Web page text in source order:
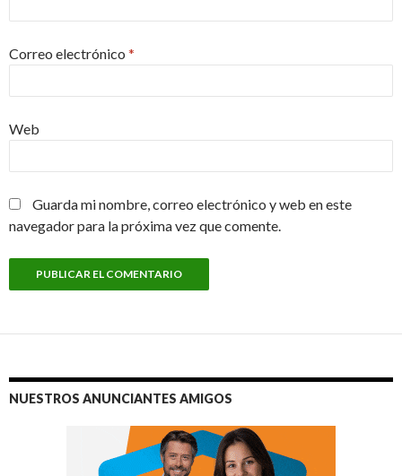
Correo electrónico *
Web
Guarda mi nombre, correo electrónico y web en este
navegador para la próxima vez que comente.
NUESTROS ANUNCIANTES AMIGOS